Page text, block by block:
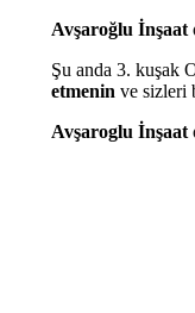
Avşaroğlu İnşaat
Şu anda 3. kuşak
etmenin ve sizleri
Avşaroglu İnşaat